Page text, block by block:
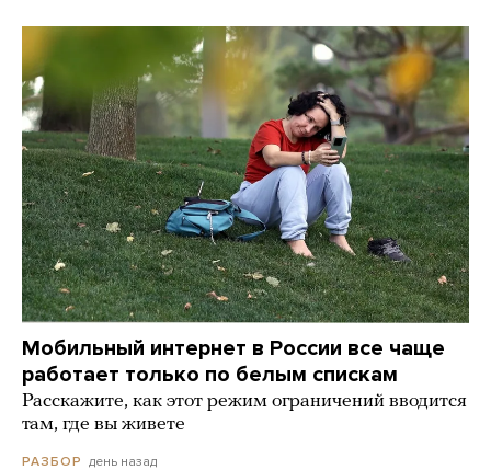
Мобильный интернет в России все чаще
работает только по белым спискам
Расскажите, как этот режим ограничений вводится
там, где вы живете
РАЗБОР день назад